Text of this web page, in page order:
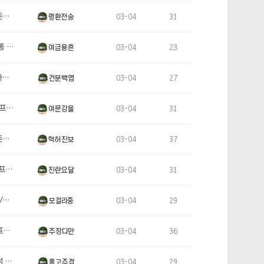
령환전숭 03-04 31
… 여금용흔 03-04 23
건분백엽 03-04 27
… 여문강을 03-04 31
혁허진보 03-04 37
… 진란요달 03-04 31
모걸리중 03-04 29
주장디만 03-04 36
홍고주겸 03-04 29